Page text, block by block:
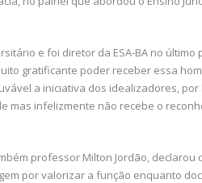
e foi diretor da ESA-BA no último
gratificante poder receber essa
a iniciativa dos idealizadores,
mas infelizmente não recebe o
professor Milton Jordão, declarou
por valorizar a função enquanto